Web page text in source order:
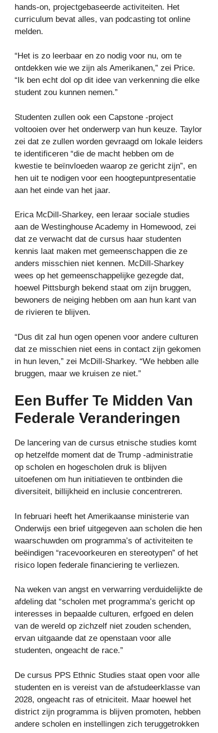
hands-on, projectgebaseerde activiteiten. Het
curriculum bevat alles, van podcasting tot online
melden.
“Het is zo leerbaar en zo nodig voor nu, om te
ontdekken wie we zijn als Amerikanen,” zei Price.
“Ik ben echt dol op dit idee van verkenning die elke
student zou kunnen nemen.”
Studenten zullen ook een Capstone -project
voltooien over het onderwerp van hun keuze. Taylor
zei dat ze zullen worden gevraagd om lokale leiders
te identificeren “die de macht hebben om de
kwestie te beïnvloeden waarop ze gericht zijn”, en
hen uit te nodigen voor een hoogtepuntpresentatie
aan het einde van het jaar.
Erica McDill-Sharkey, een leraar sociale studies
aan de Westinghouse Academy in Homewood, zei
dat ze verwacht dat de cursus haar studenten
kennis laat maken met gemeenschappen die ze
anders misschien niet kennen. McDill-Sharkey
wees op het gemeenschappelijke gezegde dat,
hoewel Pittsburgh bekend staat om zijn bruggen,
bewoners de neiging hebben om aan hun kant van
de rivieren te blijven.
“Dus dit zal hun ogen openen voor andere culturen
dat ze misschien niet eens in contact zijn gekomen
in hun leven,” zei McDill-Sharkey. “We hebben alle
bruggen, maar we kruisen ze niet.”
Een Buffer Te Midden Van
Federale Veranderingen
De lancering van de cursus etnische studies komt
op hetzelfde moment dat de Trump -administratie
op scholen en hogescholen druk is blijven
uitoefenen om hun initiatieven te ontbinden die
diversiteit, billijkheid en inclusie concentreren.
In februari heeft het Amerikaanse ministerie van
Onderwijs een brief uitgegeven aan scholen die hen
waarschuwden om programma’s of activiteiten te
beëindigen “racevoorkeuren en stereotypen” of het
risico lopen federale financiering te verliezen.
Na weken van angst en verwarring verduidelijkte de
afdeling dat “scholen met programma’s gericht op
interesses in bepaalde culturen, erfgoed en delen
van de wereld op zichzelf niet zouden schenden,
ervan uitgaande dat ze openstaan ​​voor alle
studenten, ongeacht de race.”
De cursus PPS Ethnic Studies staat open voor alle
studenten en is vereist van de afstudeerklasse van
2028, ongeacht ras of etniciteit. Maar hoewel het
district zijn programma is blijven promoten, hebben
andere scholen en instellingen zich teruggetrokken